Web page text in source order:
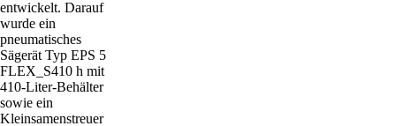
entwickelt. Darauf
wurde ein
pneumatisches
Sägerät Typ EPS 5
FLEX_S410 h mit
410-Liter-Behälter
sowie ein
Kleinsamenstreuer